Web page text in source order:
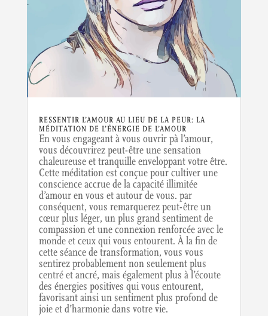
RESSENTIR L’AMOUR AU LIEU DE LA PEUR: LA
MÉDITATION DE L’ÉNERGIE DE L’AMOUR
En vous engageant à vous ouvrir pà l’amour,
vous découvrirez peut-être une sensation
chaleureuse et tranquille enveloppant votre être.
Cette méditation est conçue pour cultiver une
conscience accrue de la capacité illimitée
d’amour en vous et autour de vous. par
conséquent, vous remarquerez peut-être un
cœur plus léger, un plus grand sentiment de
compassion et une connexion renforcée avec le
monde et ceux qui vous entourent. À la fin de
cette séance de transformation, vous vous
sentirez probablement non seulement plus
centré et ancré, mais également plus à l’écoute
des énergies positives qui vous entourent,
favorisant ainsi un sentiment plus profond de
joie et d’harmonie dans votre vie.